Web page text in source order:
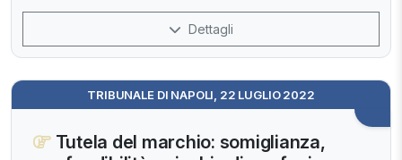
Dettagli
TRIBUNALE DI NAPOLI, 22 LUGLIO 2022
Tutela del marchio: somiglianza,